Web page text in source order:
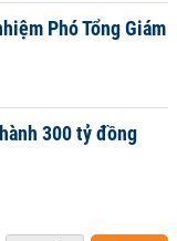
Phó Tổng Giám
300 tỷ đồng